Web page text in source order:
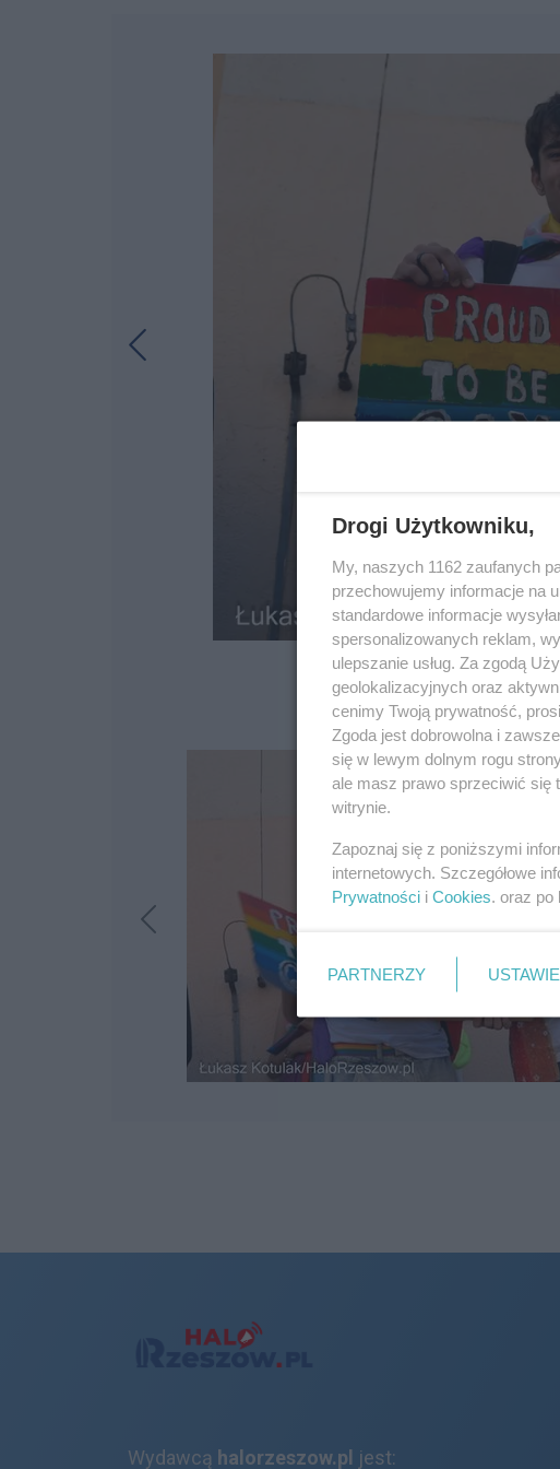
Wydawcą halorzeszow.pl jest:
Drogi Użytkowniku,
My, naszych 1162 zaufanych
przechowujemy informacje na
standardowe informacje
spersonalizowanych reklam,
ulepszanie usług. Za zgodą
geolokalizacyjnych oraz
cenimy Twoją prywatność,
Zgoda jest dobrowolna i
się w lewym dolnym rogu
ale masz prawo sprzeciwić się
witrynie.
Zapoznaj się z poniższymi
internetowych. Szczegółowe
Prywatności i Cookies. oraz po
PARTNERZY